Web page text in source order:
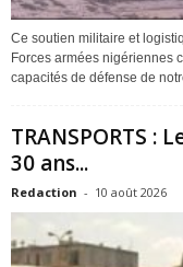
Ce soutien militaire et
Forces armées nigériennes
capacités de défense de
TRANSPORTS :
30 ans...
Redaction - 10 août 2026